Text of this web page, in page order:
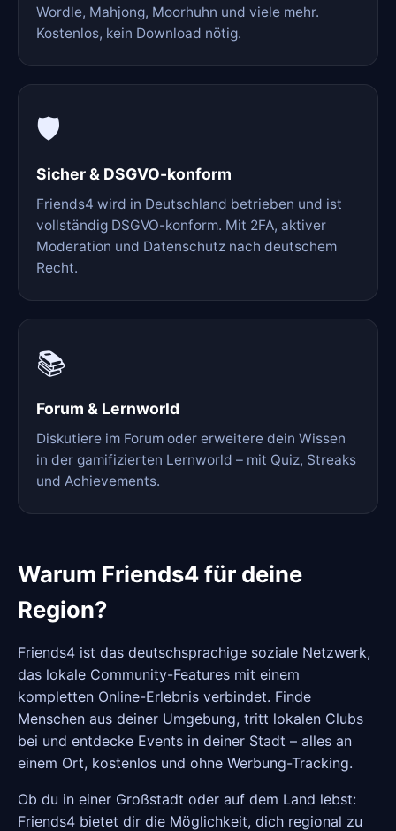
Wordle, Mahjong, Moorhuhn und viele mehr.
Kostenlos, kein Download nötig.
🛡️
Sicher & DSGVO-konform
Friends4 wird in Deutschland betrieben und ist
vollständig DSGVO-konform. Mit 2FA, aktiver
Moderation und Datenschutz nach deutschem
Recht.
📚
Forum & Lernworld
Diskutiere im Forum oder erweitere dein Wissen
in der gamifizierten Lernworld – mit Quiz, Streaks
und Achievements.
Warum Friends4 für deine
Region?
Friends4 ist das deutschsprachige soziale Netzwerk,
das lokale Community-Features mit einem
kompletten Online-Erlebnis verbindet. Finde
Menschen aus deiner Umgebung, tritt lokalen Clubs
bei und entdecke Events in deiner Stadt – alles an
einem Ort, kostenlos und ohne Werbung-Tracking.
Ob du in einer Großstadt oder auf dem Land lebst:
Friends4 bietet dir die Möglichkeit, dich regional zu